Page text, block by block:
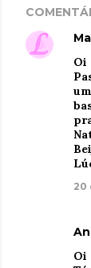
Oi
20
Oi